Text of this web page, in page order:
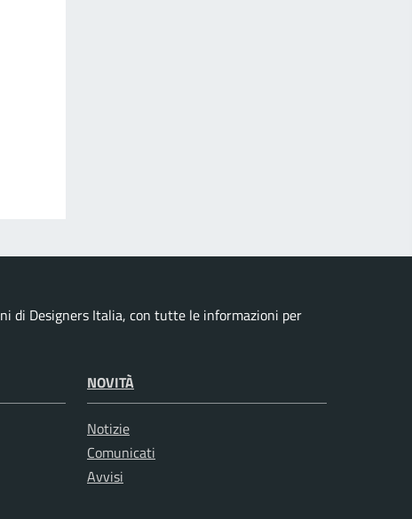
di Designers Italia, con tutte le informazioni per
NOVITÀ
Notizie
Comunicati
Avvisi